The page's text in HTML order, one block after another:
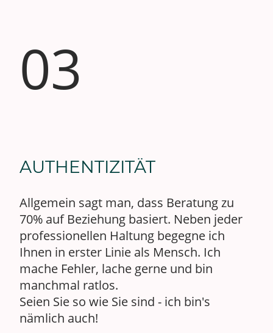
03
AUTHENTIZITÄT
Allgemein sagt man, dass Beratung zu
70% auf Beziehung basiert. Neben jeder
professionellen Haltung begegne ich
Ihnen in erster Linie als Mensch. Ich
mache Fehler, lache gerne und bin
manchmal ratlos.
Seien Sie so wie Sie sind - ich bin's
nämlich auch!